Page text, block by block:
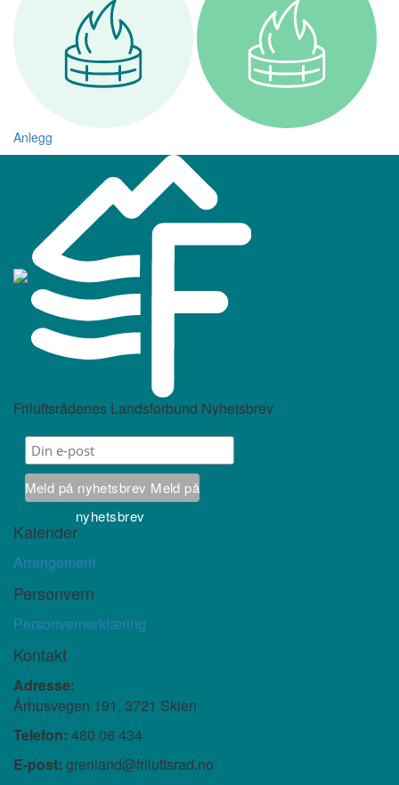
Anlegg
Friluftsrådenes Landsforbund Nyhetsbrev
Meld på nyhetsbrev Meld på
nyhetsbrev
Kalender
Arrangement
Personvern
Personvernerklæring
Kontakt
Adresse:
Århusvegen 191, 3721 Skien
Telefon: 480 06 434
E-post: grenland@friluftsrad.no